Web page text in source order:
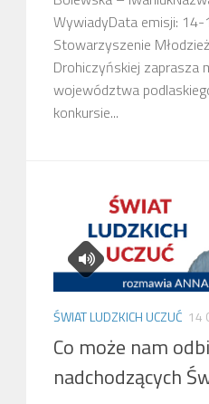
WywiadyData emisji:
Stowarzyszenie
Drohiczyńskiej zaprasza
województwa
konkursie...
ŚWIAT LUDZKICH UCZUĆ 14
Co może nam
nadchodzących